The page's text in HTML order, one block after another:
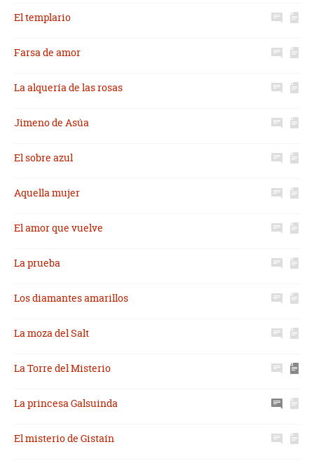
El templario
Farsa de amor
La alquería de las rosas
Jimeno de Asúa
El sobre azul
Aquella mujer
El amor que vuelve
La prueba
Los diamantes amarillos
La moza del Salt
La Torre del Misterio
La princesa Galsuinda
El misterio de Gistaín